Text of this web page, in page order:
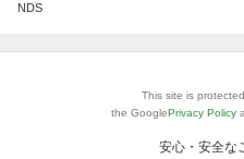
NDS
This site is
the GooglePrivacy Policy
安心・安全な